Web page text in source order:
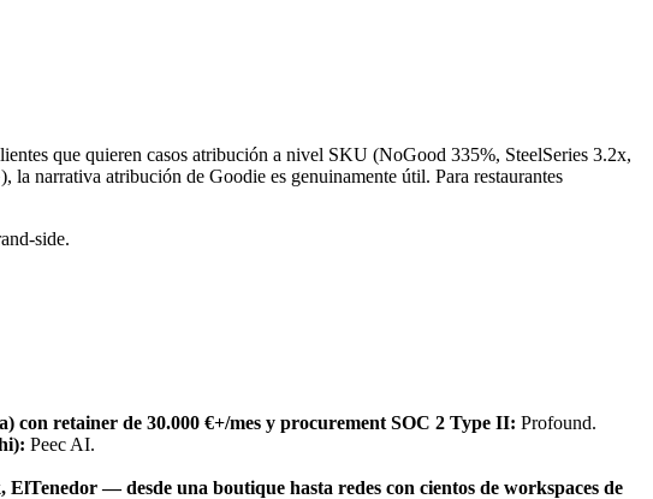
que quieren casos atribución a nivel SKU (NoGood 335%, SteelSeries 3.2x,
narrativa atribución de Goodie es genuinamente útil. Para restaurantes
side.
retainer de 30.000 €+/mes y procurement SOC 2 Type II: Profound.
Peec AI.
— desde una boutique hasta redes con cientos de workspaces de